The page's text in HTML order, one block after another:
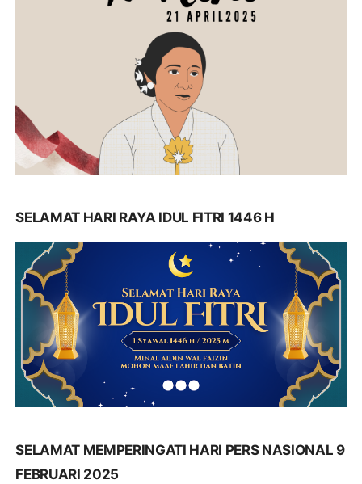
SELAMAT HARI RAYA IDUL FITRI 1446 H
SELAMAT MEMPERINGATI HARI PERS NASIONAL 9
FEBRUARI 2025